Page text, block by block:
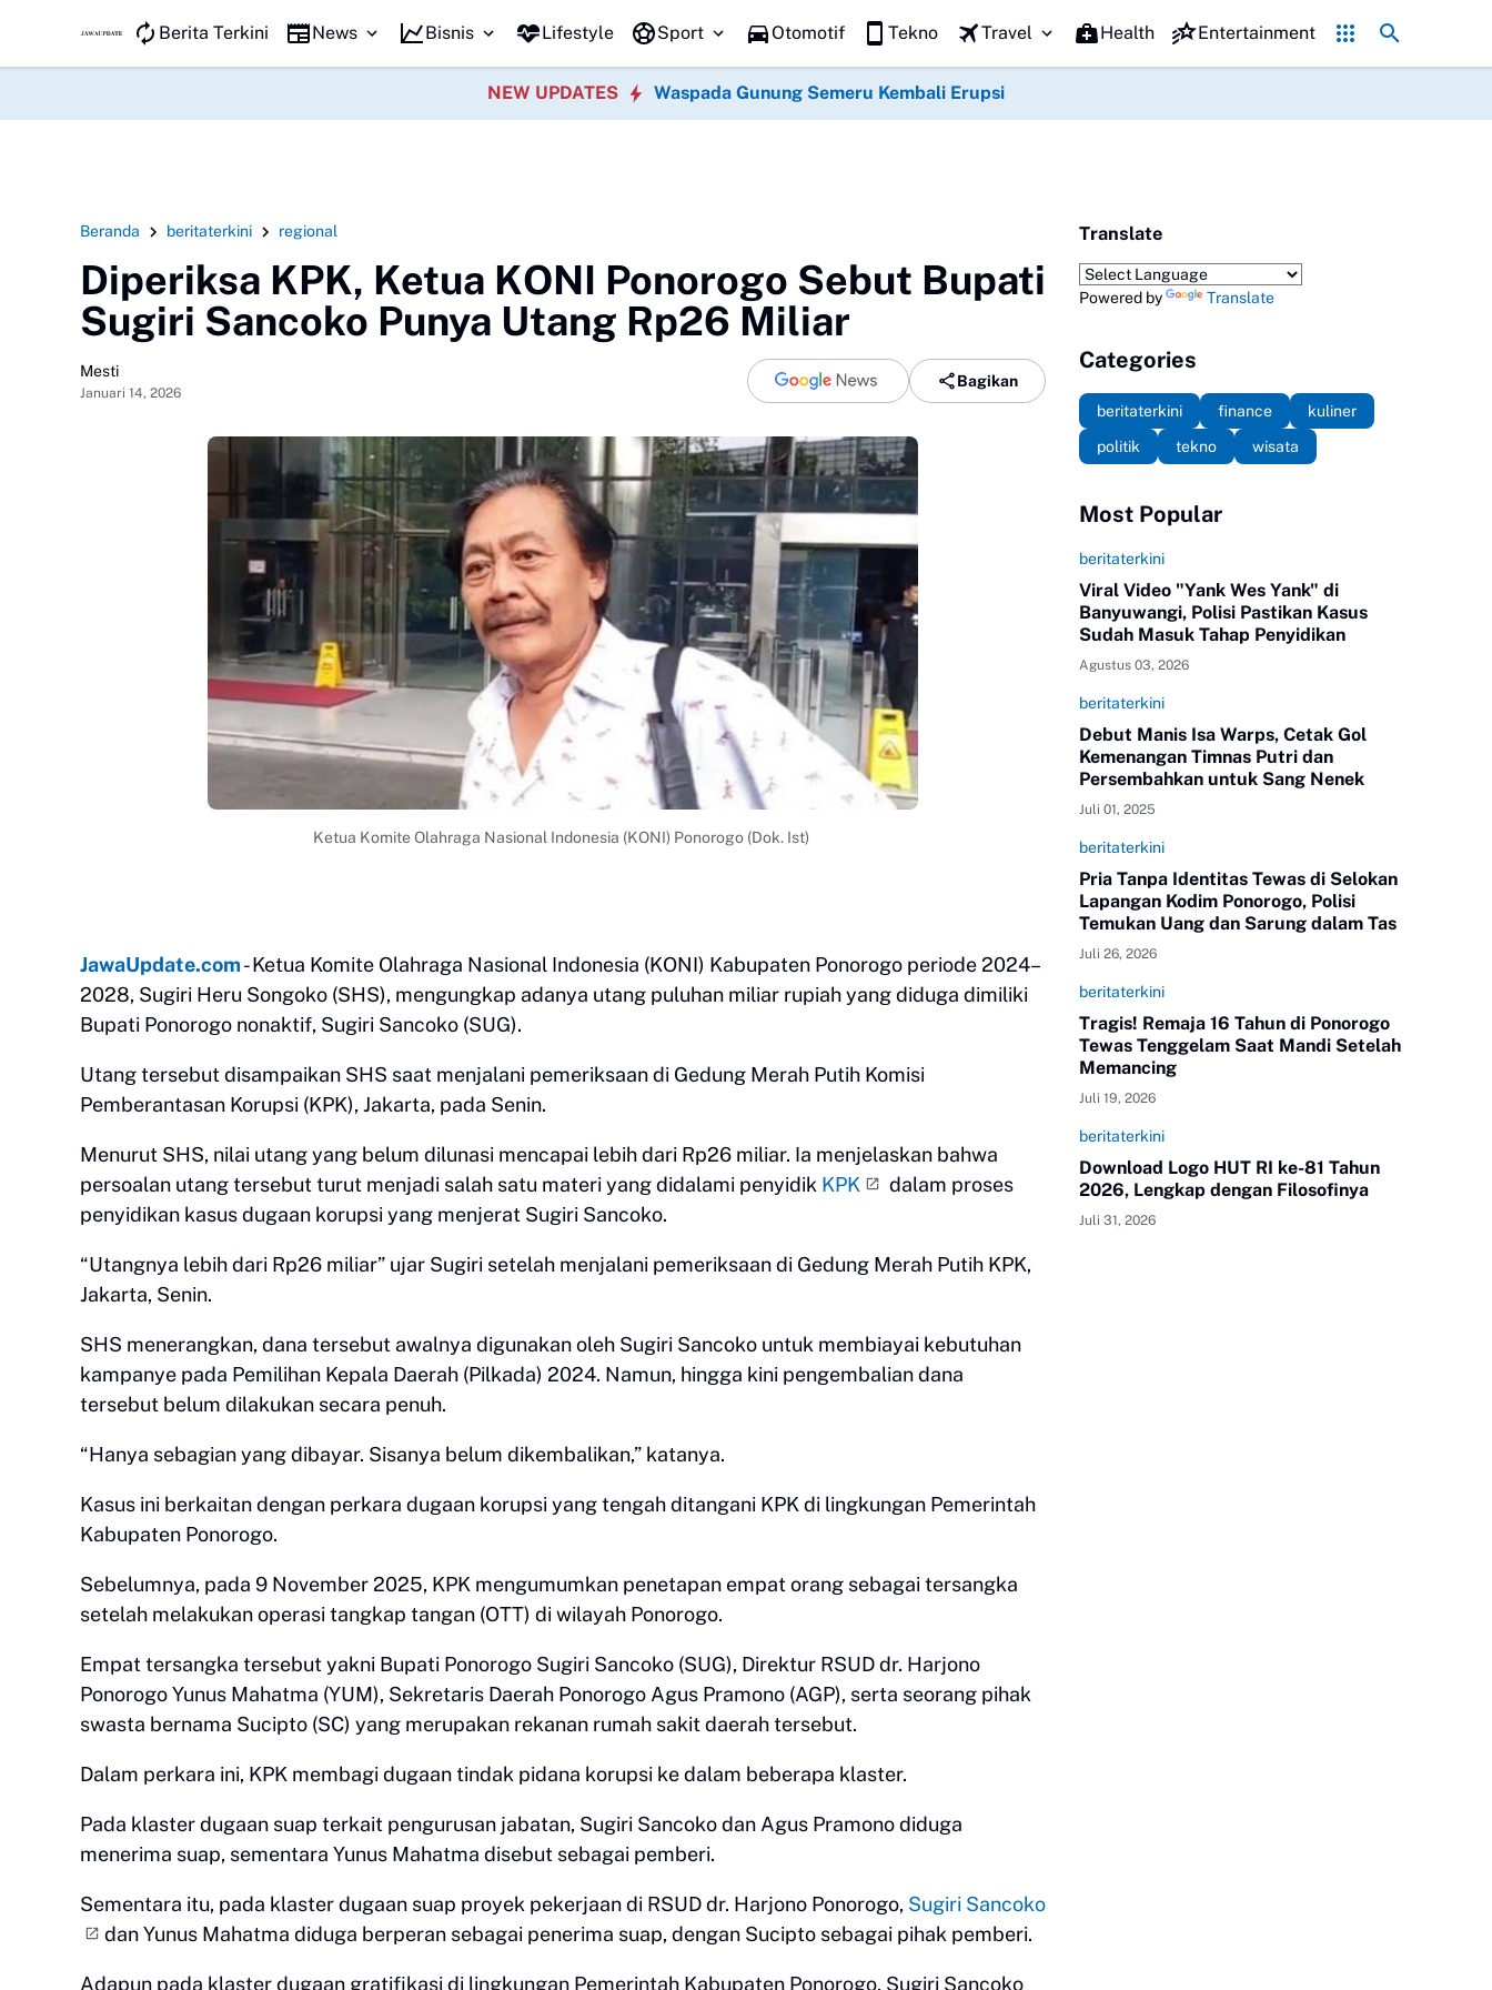
JAWA KILAT Promo Hari jadi Ponorogo ke-530, Puluhan Tempat
Berita Terkini News Bisnis Lifestyle Sport Otomotif Tekno Travel Health Entertainment
NEW UPDATES Waspada Gunung Semeru Kembali Erupsi
Beranda beritaterkini regional
Diperiksa KPK, Ketua KONI Ponorogo Sebut Bupati
Sugiri Sancoko Punya Utang Rp26 Miliar
Mesti
Januari 14, 2026
Bagikan
Ketua Komite Olahraga Nasional Indonesia (KONI) Ponorogo (Dok. Ist)
JawaUpdate.com- Ketua Komite Olahraga Nasional Indonesia (KONI) Kabupaten Ponorogo periode 2024–
2028, Sugiri Heru Songoko (SHS), mengungkap adanya utang puluhan miliar rupiah yang diduga dimiliki
Bupati Ponorogo nonaktif, Sugiri Sancoko (SUG).
Utang tersebut disampaikan SHS saat menjalani pemeriksaan di Gedung Merah Putih Komisi
Pemberantasan Korupsi (KPK), Jakarta, pada Senin.
Menurut SHS, nilai utang yang belum dilunasi mencapai lebih dari Rp26 miliar. Ia menjelaskan bahwa
persoalan utang tersebut turut menjadi salah satu materi yang didalami penyidik KPK
dalam proses
penyidikan kasus dugaan korupsi yang menjerat Sugiri Sancoko.
“Utangnya lebih dari Rp26 miliar” ujar Sugiri setelah menjalani pemeriksaan di Gedung Merah Putih KPK,
Jakarta, Senin.
SHS menerangkan, dana tersebut awalnya digunakan oleh Sugiri Sancoko untuk membiayai kebutuhan
kampanye pada Pemilihan Kepala Daerah (Pilkada) 2024. Namun, hingga kini pengembalian dana
tersebut belum dilakukan secara penuh.
“Hanya sebagian yang dibayar. Sisanya belum dikembalikan,” katanya.
Kasus ini berkaitan dengan perkara dugaan korupsi yang tengah ditangani KPK di lingkungan Pemerintah
Kabupaten Ponorogo.
Sebelumnya, pada 9 November 2025, KPK mengumumkan penetapan empat orang sebagai tersangka
setelah melakukan operasi tangkap tangan (OTT) di wilayah Ponorogo.
Empat tersangka tersebut yakni Bupati Ponorogo Sugiri Sancoko (SUG), Direktur RSUD dr. Harjono
Ponorogo Yunus Mahatma (YUM), Sekretaris Daerah Ponorogo Agus Pramono (AGP), serta seorang pihak
swasta bernama Sucipto (SC) yang merupakan rekanan rumah sakit daerah tersebut.
Dalam perkara ini, KPK membagi dugaan tindak pidana korupsi ke dalam beberapa klaster.
Pada klaster dugaan suap terkait pengurusan jabatan, Sugiri Sancoko dan Agus Pramono diduga
menerima suap, sementara Yunus Mahatma disebut sebagai pemberi.
Sementara itu, pada klaster dugaan suap proyek pekerjaan di RSUD dr. Harjono Ponorogo, Sugiri Sancoko
dan Yunus Mahatma diduga berperan sebagai penerima suap, dengan Sucipto sebagai pihak pemberi.
Adapun pada klaster dugaan gratifikasi di lingkungan Pemerintah Kabupaten Ponorogo, Sugiri Sancoko
Translate
Powered by Translate
Categories
beritaterkini finance
kuliner
politik
tekno wisata
Most Popular
beritaterkini
Viral Video "Yank Wes Yank" di
Banyuwangi, Polisi Pastikan Kasus
Sudah Masuk Tahap Penyidikan
Agustus 03, 2026
beritaterkini
Debut Manis Isa Warps, Cetak Gol
Kemenangan Timnas Putri dan
Persembahkan untuk Sang Nenek
Juli 01, 2025
beritaterkini
Pria Tanpa Identitas Tewas di Selokan
Lapangan Kodim Ponorogo, Polisi
Temukan Uang dan Sarung dalam Tas
Juli 26, 2026
beritaterkini
Tragis! Remaja 16 Tahun di Ponorogo
Tewas Tenggelam Saat Mandi Setelah
Memancing
Juli 19, 2026
beritaterkini
Download Logo HUT RI ke-81 Tahun
2026, Lengkap dengan Filosofinya
Juli 31, 2026